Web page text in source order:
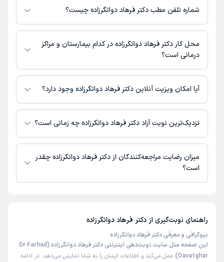
به شرح زیر است.
شماره تلفن مطب دکتر فرهاد دواتگرزاده چیست؟
مطب خیابان امام : 05428377
محل کار دکتر فرهاد دواتگرزاده در کدام بیمارستان و مراکز
درمانی است؟
اطلاعاتی درباره محل فعالیت دکتر فرهاد دواتگرزاده در مراکز درمانی در دسترس
نیست.
آیا امکان ویزیت آنلاین دکتر فرهاد دواتگرزاده وجود دارد؟
در حال حاضر اطلاعاتی درباره ارائه ویزیت آنلاین توسط دکتر فرهاد دواتگرزاده در
دسترس نیست. برای دریافت اطلاعات دقیق‌تر، لطفاً با مطب تماس بگیرید.
نزدیک‌ترین نوبت آزاد دکتر فرهاد دواتگرزاده چه زمانی است؟
زمان نوبت‌دهی و پذیرش بیماران با هماهنگی مطب مشخص می‌شود.
میزان رضایت مراجعه‌کنندگان از دکتر فرهاد دواتگرزاده چقدر
است؟
راهنمای نوبت‌گیری از دکتر فرهاد دواتگرزاده
بیوگرافی و معرفی دکتر فرهاد دواتگرزاده
این صفحه مثل سایت نوبت‌دهی اینترنتی دکتر فرهاد دواتگرزاده (Dr Farhad
Davatghar)
عمل می‌کند و اطلاعات ایشان را به شما نمایش می‌دهد. در ادامه